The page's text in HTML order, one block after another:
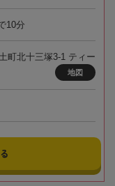
10分
町北十三塚3-1 ティー
地図